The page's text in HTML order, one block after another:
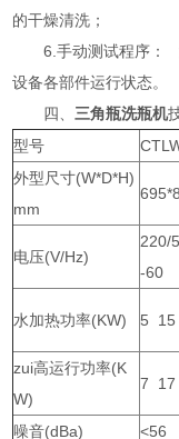
的干燥清洗；
6.手动测试程序：
设备各部件运行状态。
四、 三角瓶洗瓶机
型号
外型尺寸(W*D*H)
mm
电压(V/Hz)
220/
-60
水加热功率(KW) 5 15
zui高运行功率(K
W)
7 17
噪音(dBa) <56